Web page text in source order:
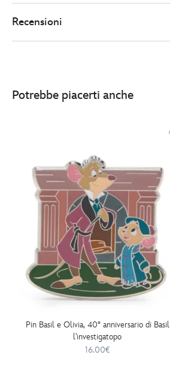
edizione-
limitata-
amici-
http://schema.org/InStock
Recensioni
Potrebbe piacerti anche
Pin Basil e Olivia, 40° anniversario di Basil
l'investigatopo
16.00€